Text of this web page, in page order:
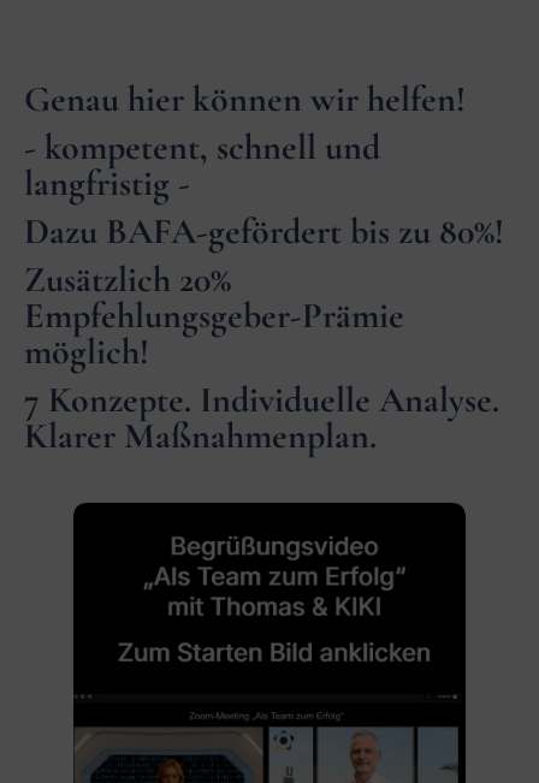
Genau hier können wir helfen!
- kompetent, schnell und
langfristig -
Dazu BAFA-gefördert bis zu 80%!
Zusätzlich 20%
Empfehlungsgeber-Prämie
möglich!
7 Konzepte. Individuelle Analyse.
Klarer Maßnahmenplan.